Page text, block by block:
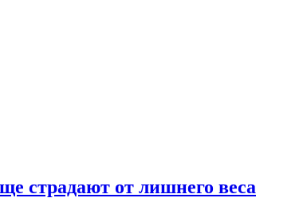
страдают от лишнего веса